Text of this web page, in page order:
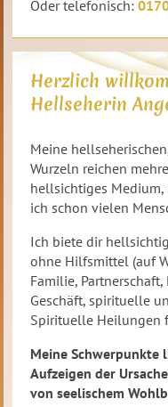
Oder telefonisch:
Herzlich
Hellseherin
Meine
Wurzeln reichen
hellsichtiges
ich schon vielen
Ich biete dir
ohne Hilfsmittel (auf
Familie,
Geschäft, spirituelle
Spirituelle Heilungen
Meine Schwerpunkte
Aufzeigen der
von seelischem